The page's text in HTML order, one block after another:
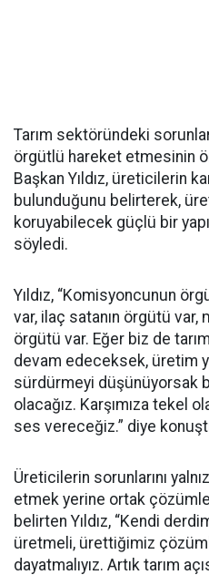
Tarım sektöründeki
örgütlü hareket etmesinin
Başkan Yıldız, üreticilerin
bulunduğunu belirterek,
koruyabilecek güçlü bir
söyledi.
Yıldız, “Komisyoncunun
var, ilaç satanın örgütü var,
örgütü var. Eğer biz de
devam edeceksek, üretim
sürdürmeyi düşünüyorsak
olacağız. Karşımıza tekel
ses vereceğiz.” diye
Üreticilerin sorunlarını
etmek yerine ortak
belirten Yıldız, “Kendi
üretmeli, ürettiğimiz
dayatmalıyız. Artık tarım